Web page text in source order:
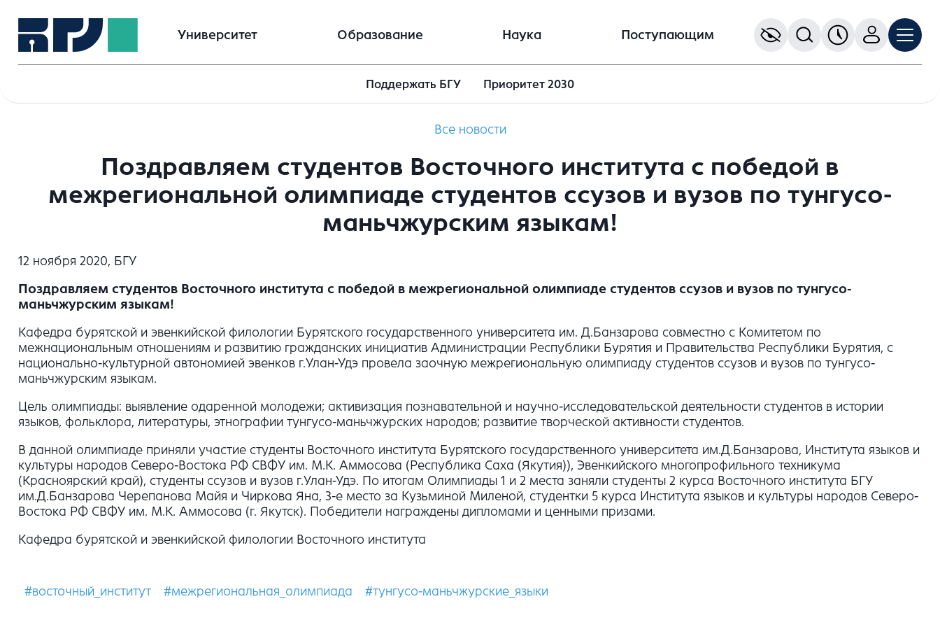
Университет Образование Наука Поступающим
Поддержать БГУ Приоритет 2030
Все новости
Поздравляем студентов Восточного института с победой в
межрегиональной олимпиаде студентов ссузов и вузов по тунгусо-
маньчжурским языкам!
12 ноября 2020, БГУ
Поздравляем студентов Восточного института с победой в межрегиональной олимпиаде студентов ссузов и вузов по тунгусо-
маньчжурским языкам!
Кафедра бурятской и эвенкийской филологии Бурятского государственного университета им. Д.Банзарова совместно с Комитетом по
межнациональным отношениям и развитию гражданских инициатив Администрации Республики Бурятия и Правительства Республики Бурятия, с
национально-культурной автономией эвенков г.Улан-Удэ провела заочную межрегиональную олимпиаду студентов ссузов и вузов по тунгусо-
маньчжурским языкам.
Цель олимпиады: выявление одаренной молодежи; активизация познавательной и научно-исследовательской деятельности студентов в истории
языков, фольклора, литературы, этнографии тунгусо-маньчжурских народов; развитие творческой активности студентов.
В данной олимпиаде приняли участие студенты Восточного института Бурятского государственного университета им.Д.Банзарова, Института языков и
культуры народов Северо-Востока РФ СВФУ им. М.К. Аммосова (Республика Саха (Якутия)), Эвенкийского многопрофильного техникума
(Красноярский край), студенты ссузов и вузов г.Улан-Удэ. По итогам Олимпиады 1 и 2 места заняли студенты 2 курса Восточного института БГУ
им.Д.Банзарова Черепанова Майя и Чиркова Яна, 3-е место за Кузьминой Миленой, студентки 5 курса Института языков и культуры народов Северо-
Востока РФ СВФУ им. М.К. Аммосова (г. Якутск). Победители награждены дипломами и ценными призами.
Кафедра бурятской и эвенкийской филологии Восточного института
#восточный_институт #межрегиональная_олимпиада #тунгусо-маньчжурские_языки